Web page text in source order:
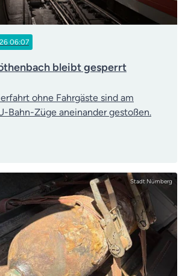
06:07
bleibt gesperrt
ohne Fahrgäste sind am
Bahn-Züge aneinander gestoßen.
Stadt Nürnberg